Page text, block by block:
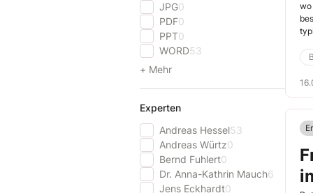
JPG0
PDF0
PPT0
WORD53
+ Mehr
Experten
Andreas Hessel53
Andreas Würtz0
Bernd Fuhlert0
Dr. Anna-Kathrin Mauch6
Jens Eckhardt0
wo